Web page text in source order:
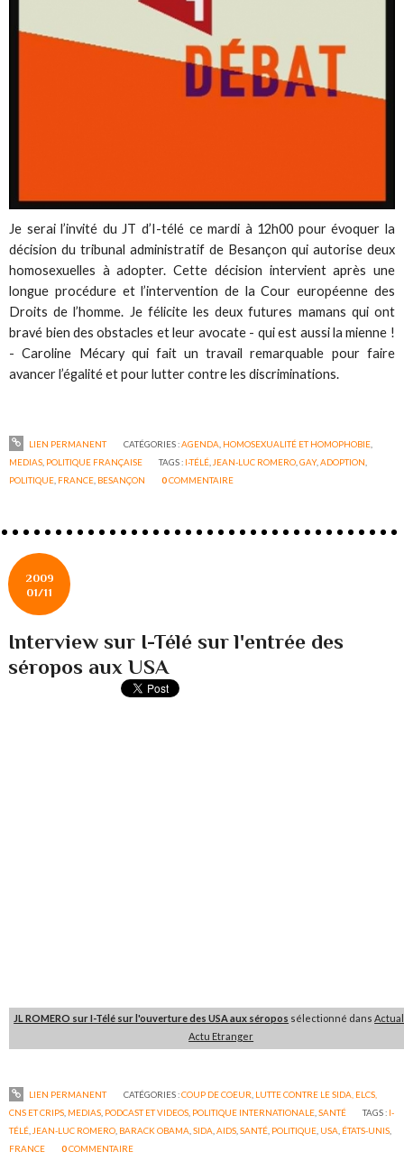
Je serai l’invité du JT d’I-télé ce mardi à 12h00 pour évoquer la
décision du tribunal administratif de Besançon qui autorise deux
homosexuelles à adopter. Cette décision intervient après une
longue procédure et l’intervention de la Cour européenne des
Droits de l’homme. Je félicite les deux futures mamans qui ont
bravé bien des obstacles et leur avocate - qui est aussi la mienne !
- Caroline Mécary qui fait un travail remarquable pour faire
avancer l’égalité et pour lutter contre les discriminations.
LIEN PERMANENT CATÉGORIES :AGENDA HOMOSEXUALITÉ ET HOMOPHOBIE,
MEDIAS POLITIQUE FRANÇAISE TAGS : I-TÉLÉ JEAN-LUC ROMERO ,GAY,ADOPTION
POLITIQUE FRANCE BESANÇON 0COMMENTAIRE
2009
01/11
Interview sur I-Télé sur l'entrée des
séropos aux USA
JL ROMERO sur I-Télé sur l'ouverture des USA aux séropos sélectionné dans
Actu Etranger
LIEN PERMANENT CATÉGORIES :COUP DE COEUR LUTTE CONTRE LE SIDA, ELCS,
CNS ET CRIPS MEDIAS PODCAST ET VIDEOS POLITIQUE INTERNATIONALE ,SANTÉ TAGS : I-
TÉLÉ JEAN-LUC ROMERO BARACK OBAMA ,SIDA ,AIDS ,SANTÉ POLITIQUE USA ÉTATS-UNIS
FRANCE
0COMMENTAIRE